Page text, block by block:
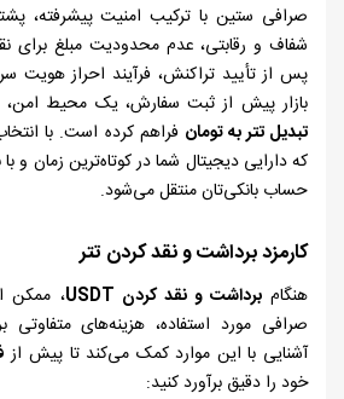
صرافی ستین با ترکیب امنیت پیشرفته،
شفاف و رقابتی، عدم محدودیت مبلغ برای
پس از تأیید تراکنش، فرآیند احراز هویت
بازار پیش از ثبت سفارش، یک محیط امن،
تبدیل تتر به تومان فراهم کرده است. با
که دارایی دیجیتال شما در کوتاه‌ترین زمان و
حساب بانکی‌تان منتقل می‌شود.
کارمزد برداشت و نقد کردن تتر
هنگامبرداشت و نقد کردن USDT، ممکن
صرافی مورد استفاده، هزینه‌های
آشنایی با این موارد کمک می‌کند تا پیش از
خود را دقیق برآورد کنید: